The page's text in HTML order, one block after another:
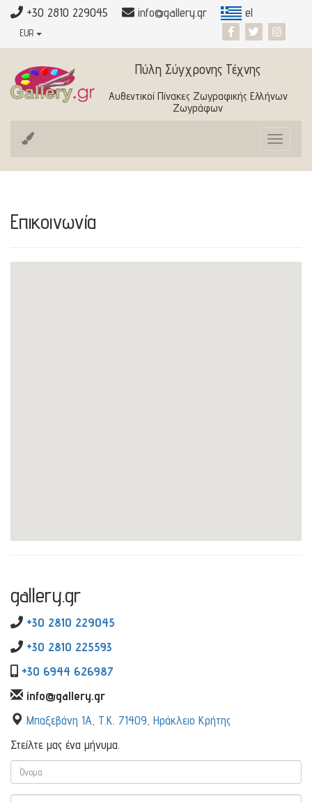
+30 2810 229045 info@gallery.gr el
EUR
Πύλη Σύγχρονης Τέχνης
Αυθεντικοί Πίνακες Ζωγραφικής Ελλήνων
Ζωγράφων
Toggle
Επικοινωνία
gallery.gr
+30 2810 229045
+30 2810 225593
+30 6944 626987
info@gallery.gr
Μπαξεβάνη 1Α, Τ.Κ. 71409, Ηράκλειο Κρήτης
Στείλτε μας ένα μήνυμα.